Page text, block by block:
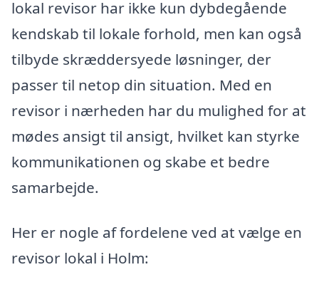
lokal revisor har ikke kun dybdegående
kendskab til lokale forhold, men kan også
tilbyde skræddersyede løsninger, der
passer til netop din situation. Med en
revisor i nærheden har du mulighed for at
mødes ansigt til ansigt, hvilket kan styrke
kommunikationen og skabe et bedre
samarbejde.
Her er nogle af fordelene ved at vælge en
revisor lokal i Holm: